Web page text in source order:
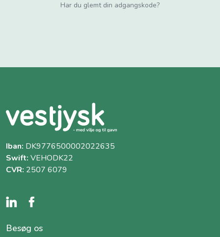
Har du glemt din adgangskode?
Iban: DK9776500002022635
Swift: VEHODK22
CVR: 2507 6079
Besøg os